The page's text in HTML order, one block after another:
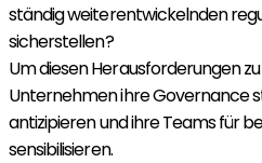
ständig weiterentwickelnden
sicherstellen?
Um diesen Herausforderungen
Unternehmen ihre Governance
antizipieren und ihre Teams für
sensibilisieren.